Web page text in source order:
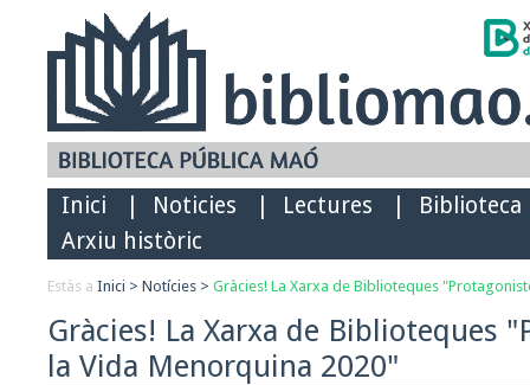
Inici Noticies Lectures
Biblioteca
Arxiu històric
Estàs a Inici > Notícies > Gràcies! La Xarxa de Biblioteques
Gràcies! La Xarxa de Biblioteques
la Vida Menorquina 2020"